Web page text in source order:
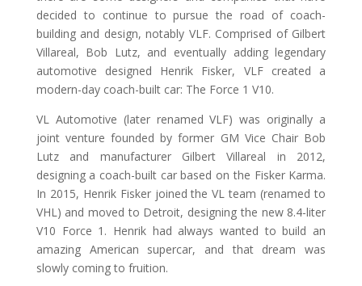
decided to continue to pursue the road of coach-
building and design, notably VLF. Comprised of Gilbert
Villareal, Bob Lutz, and eventually adding legendary
automotive designed Henrik Fisker, VLF created a
modern-day coach-built car: The Force 1 V10.
VL Automotive (later renamed VLF) was originally a
joint venture founded by former GM Vice Chair Bob
Lutz and manufacturer Gilbert Villareal in 2012,
designing a coach-built car based on the Fisker Karma.
In 2015, Henrik Fisker joined the VL team (renamed to
VHL) and moved to Detroit, designing the new 8.4-liter
V10 Force 1. Henrik had always wanted to build an
amazing American supercar, and that dream was
slowly coming to fruition.